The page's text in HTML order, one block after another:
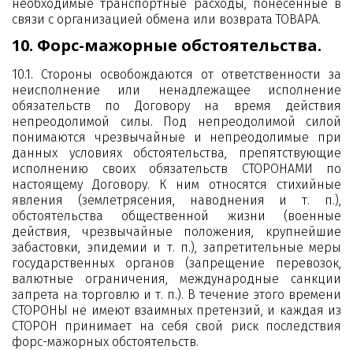
необходимые транспортные расходы, понесенные в
связи с организацией обмена или возврата ТОВАРА.
10. Форс-мажорные обстоятельства.
10.1. Стороны освобождаются от ответственности за
неисполнение или ненадлежащее исполнение
обязательств по Договору на время действия
непреодолимой силы. Под непреодолимой силой
понимаются чрезвычайные и непреодолимые при
данных условиях обстоятельства, препятствующие
исполнению своих обязательств СТОРОНАМИ по
настоящему Договору. К ним относятся стихийные
явления (землетрясения, наводнения и т. п.),
обстоятельства общественной жизни (военные
действия, чрезвычайные положения, крупнейшие
забастовки, эпидемии и т. п.), запретительные меры
государственных органов (запрещение перевозок,
валютные ограничения, международные санкции
запрета на торговлю и т. п.). В течение этого времени
СТОРОНЫ не имеют взаимных претензий, и каждая из
СТОРОН принимает на себя свой риск последствия
форс-мажорных обстоятельств.